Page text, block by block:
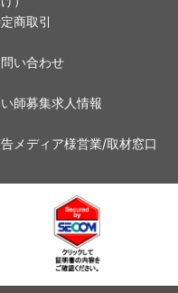
定商取引
問い合わせ
い師募集求人情報
告メディア様営業/取材窓口